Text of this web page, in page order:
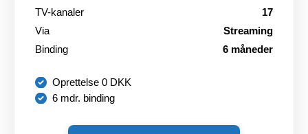
TV-kanaler
17
Via
Streaming
Binding
6 måneder
Oprettelse 0 DKK
6 mdr. binding